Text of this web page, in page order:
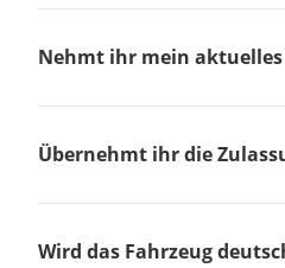
Nehmt ihr mein
Übernehmt ihr die
Wird das Fahrzeug